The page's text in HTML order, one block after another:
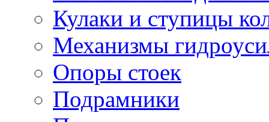
Кулаки и ступицы
Механизмы
Опоры стоек
Подрамники